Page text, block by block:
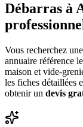
Débarras à
Vous recherchez une
annuaire référence
maison et vide-
les fiches détaillées
obtenir un devis